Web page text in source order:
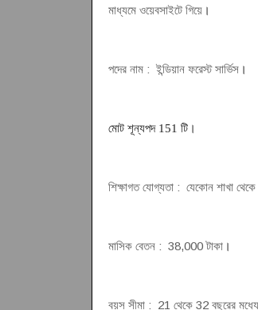
মাধ্যমে ওয়েবসাইটে গিয়ে।
পদের নাম : ইন্ডিয়ান ফরেস্ট সার্ভিস।
মোট শূন্যপদ 151 টি।
শিক্ষাগত যোগ্যতা : যেকোন শাখা
মাসিক বেতন : 38,000 টাকা।
বয়স সীমা : 21 থেকে 32 বছরের মধ্যে